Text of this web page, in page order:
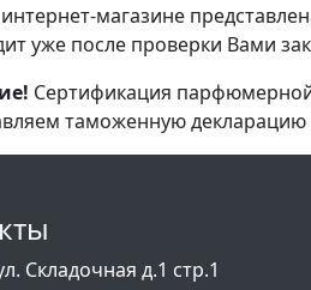
магазине
уже после проверки Вами
Сертификация
таможенную декларацию
Складочная д.1 стр.1